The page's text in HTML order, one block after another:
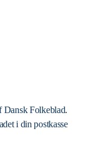
Dansk Folkeblad.
i din postkasse